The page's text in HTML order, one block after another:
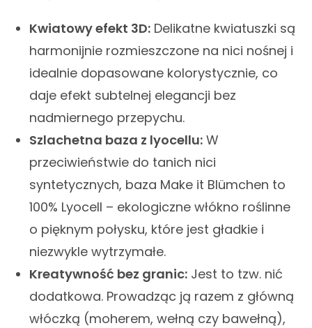
Kwiatowy efekt 3D: Delikatne kwiatuszki są
harmonijnie rozmieszczone na nici nośnej i
idealnie dopasowane kolorystycznie, co
daje efekt subtelnej elegancji bez
nadmiernego przepychu.
Szlachetna baza z lyocellu: W
przeciwieństwie do tanich nici
syntetycznych, baza Make it Blümchen to
100% Lyocell – ekologiczne włókno roślinne
o pięknym połysku, które jest gładkie i
niezwykle wytrzymałe.
Kreatywność bez granic: Jest to tzw. nić
dodatkowa. Prowadząc ją razem z główną
włóczką (moherem, wełną czy bawełną),